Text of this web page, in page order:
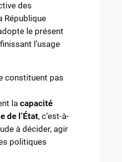
des
République
le présent
l’usage
constituent pas
lacapacité
de l’État, c’est-à-
à décider, agir
politiques